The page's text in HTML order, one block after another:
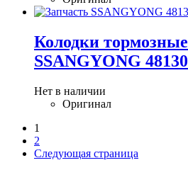
Колодки
SSANGYONG
Нет в наличии
Оригинал
1
2
Следующая страница